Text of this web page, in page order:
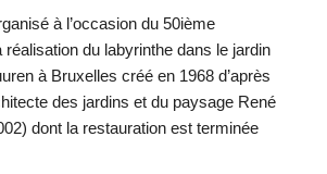
à l’occasion du 50ième
réalisation du labyrinthe dans le jardin
à Bruxelles créé en 1968 d’après
des jardins et du paysage René
dont la restauration est terminée